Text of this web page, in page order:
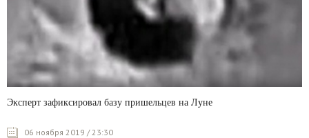
Эксперт зафиксировал базу пришельцев на Луне
06 ноября 2019 / 23:30